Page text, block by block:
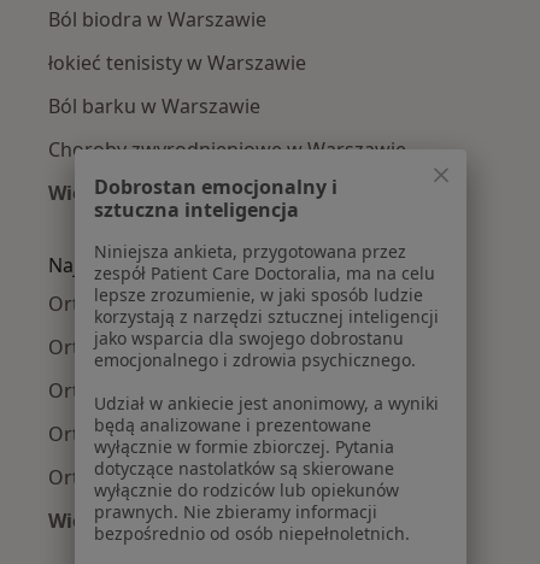
Ból biodra w Warszawie
łokieć tenisisty w Warszawie
Ból barku w Warszawie
Choroby zwyrodnieniowe w Warszawie
Więcej (15)
Więcej w kategorii: Najczęście leczone
Najpopularniejsze ubezpieczenia
Ortopedzi z Medicover w Warszawie
Ortopedzi z Allianz w Warszawie
Ortopedzi z INTER Polska w Warszawie
Ortopedzi z Signal Iduna w Warszawie
Ortopedzi z Compensa w Warszawie
Więcej (11)
Więcej w kategorii: Najpopularniejsze
Dobrostan emocjonalny i
sztuczna inteligencja
Niniejsza ankieta, przygotowana przez
zespół Patient Care Doctoralia, ma na celu
lepsze zrozumienie, w jaki sposób ludzie
korzystają z narzędzi sztucznej inteligencji
jako wsparcia dla swojego dobrostanu
emocjonalnego i zdrowia psychicznego.
Udział w ankiecie jest anonimowy, a wyniki
będą analizowane i prezentowane
wyłącznie w formie zbiorczej. Pytania
dotyczące nastolatków są skierowane
wyłącznie do rodziców lub opiekunów
prawnych. Nie zbieramy informacji
bezpośrednio od osób niepełnoletnich.